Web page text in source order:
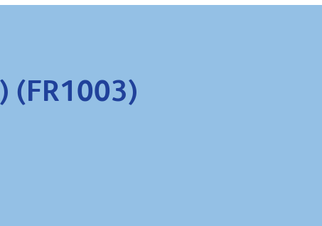
(FR1003)